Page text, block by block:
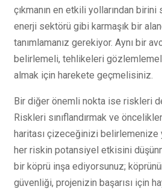
çıkmanın en etkili yollarından birini
enerji sektörü gibi karmaşık bir
tanımlamanız gerekiyor. Aynı bir
belirlemeli, tehlikeleri
almak için harekete geçmelisiniz.
Bir diğer önemli nokta ise riskleri
Riskleri sınıflandırmak ve
haritası çizeceğinizi belirlemenize
her riskin potansiyel etkisini
bir köprü inşa ediyorsunuz;
güvenliği, projenizin başarısı için